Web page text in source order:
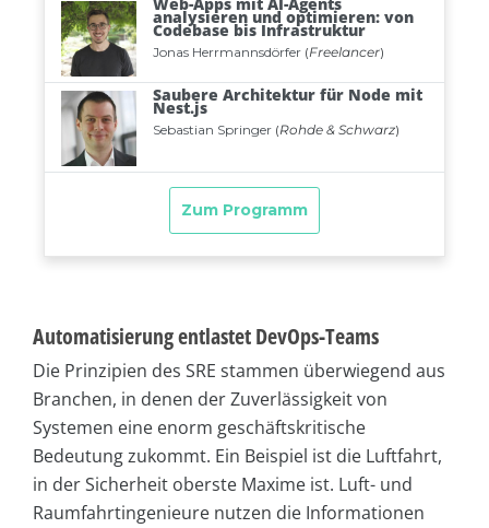
Automatisierung entlastet DevOps-Teams
Die Prinzipien des SRE stammen überwiegend aus
Branchen, in denen der Zuverlässigkeit von
Systemen eine enorm geschäftskritische
Bedeutung zukommt. Ein Beispiel ist die Luftfahrt,
in der Sicherheit oberste Maxime ist. Luft- und
Raumfahrtingenieure nutzen die Informationen